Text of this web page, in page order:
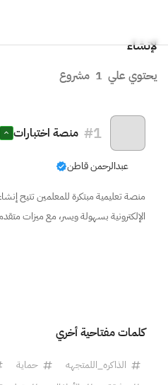
لإنشاء
يحتوي علي 1 مشروع
#1 منصة اختبارات
عبدالرحمن قاطن
منصة تعليمية مبتكرة للمعلمين تتيح
الإلكترونية بسهولة ويسر، مع ميزات
كلمات مفتاحية أخري
الذاكره_اللمتجهه حماية